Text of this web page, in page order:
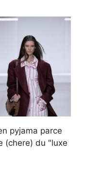
pyjama parce
(chere) du "luxe